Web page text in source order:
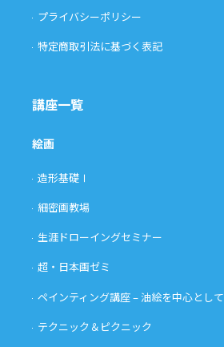
プライバシーポリシー
特定商取引法に基づく表記
講座一覧
絵画
造形基礎Ⅰ
細密画教場
生涯ドローイングセミナー
超・日本画ゼミ
ペインティング講座 – 油絵を中心として
テクニック＆ピクニック